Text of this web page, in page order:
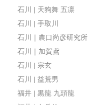
石川 | 天狗舞 五凛
石川 | 手取川
石川｜農口尚彦研究所
石川｜加賀鳶
石川 | 宗玄
石川 | 益荒男
福井 | 黒龍 九頭龍